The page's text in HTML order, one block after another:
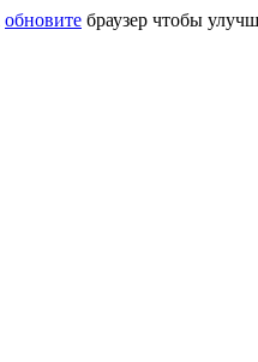
обновите браузер чтобы